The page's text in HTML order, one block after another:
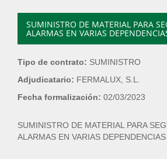
SUMINISTRO DE MATERIAL PARA
ALARMAS EN VARIAS
Tipo de contrato: SUMINISTRO
Adjudicatario: FERMALUX, S.L.
Fecha formalización: 02/03/2023
SUMINISTRO DE MATERIAL PARA
ALARMAS EN VARIAS DEPENDENCIAS